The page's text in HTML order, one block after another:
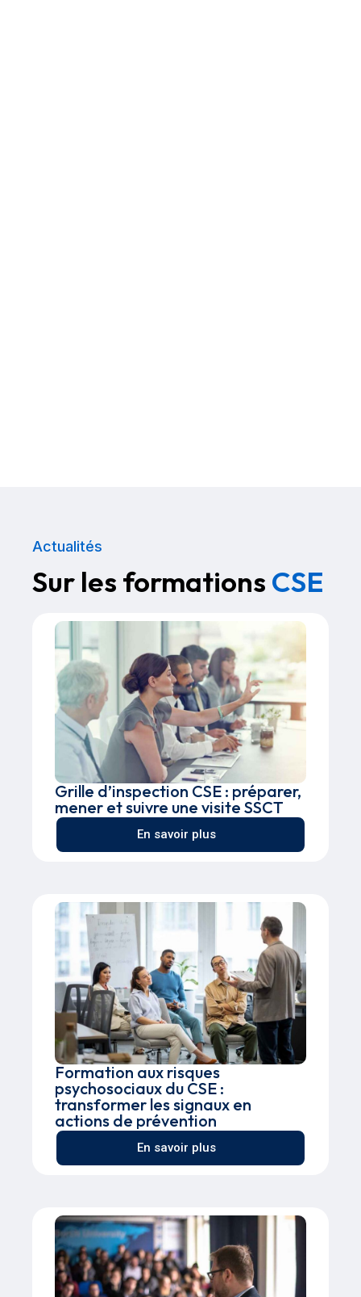
Actualités
Sur les formations CSE
Grille d’inspection CSE : préparer,
mener et suivre une visite SSCT
En savoir plus
Formation aux risques
psychosociaux du CSE :
transformer les signaux en
actions de prévention
En savoir plus